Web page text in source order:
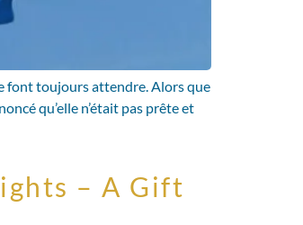
font toujours attendre. Alors que
qu’elle n’était pas prête et
– A Gift